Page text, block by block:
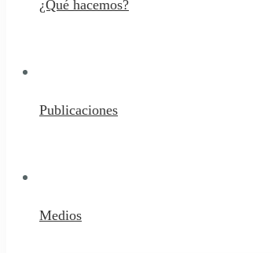
¿Qué hacemos?
Publicaciones
Medios